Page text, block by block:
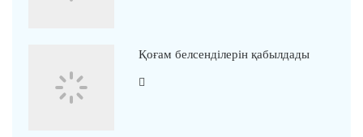
Қоғам белсенділерін қабылдады